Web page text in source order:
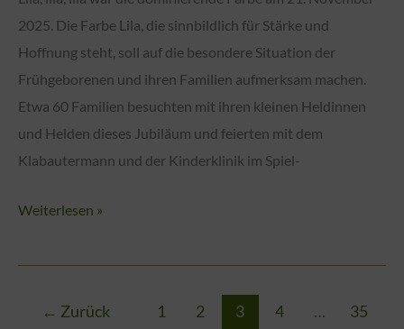
2025. Die Farbe Lila, die sinnbildlich für Stärke und
Hoffnung steht, soll auf die besondere Situation der
Frühgeborenen und ihren Familien aufmerksam machen.
Etwa 60 Familien besuchten mit ihren kleinen Heldinnen
und Helden dieses Jubiläum und feierten mit dem
Klabautermann und der Kinderklinik im Spiel-
Der
lädt
Weiterlesen »
← Zurück 1 2 3 4 …
35